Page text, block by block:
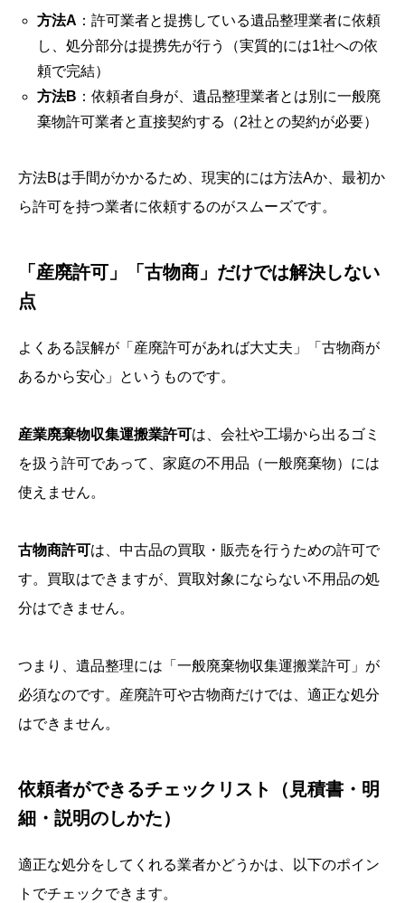
方法A ：許可業者と提携している遺品整理業者に依頼
し、処分部分は提携先が行う（実質的には1社への依
頼で完結）
方法B ：依頼者自身が、遺品整理業者とは別に一般廃
棄物許可業者と直接契約する（2社との契約が必要）
方法Bは手間がかかるため、現実的には方法Aか、最初か
ら許可を持つ業者に依頼するのがスムーズです。
「産廃許可」「古物商」だけでは解決しない
点
よくある誤解が「産廃許可があれば大丈夫」「古物商が
あるから安心」というものです。
産業廃棄物収集運搬業許可は、会社や工場から出るゴミ
を扱う許可であって、家庭の不用品（一般廃棄物）には
使えません。
古物商許可は、中古品の買取・販売を行うための許可で
す。買取はできますが、買取対象にならない不用品の処
分はできません。
つまり、遺品整理には「一般廃棄物収集運搬業許可」が
必須なのです。産廃許可や古物商だけでは、適正な処分
はできません。
依頼者ができるチェックリスト（見積書・明
細・説明のしかた）
適正な処分をしてくれる業者かどうかは、以下のポイン
トでチェックできます。